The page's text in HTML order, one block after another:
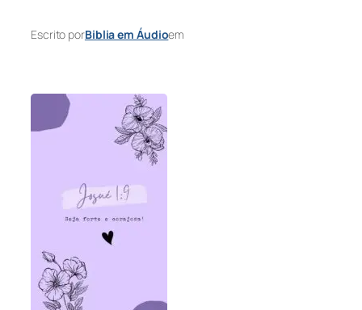
Escrito porBiblia em Áudioem